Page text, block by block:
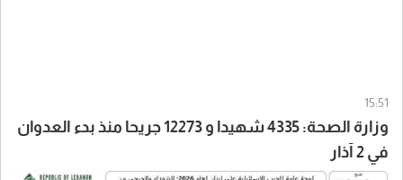
15:51
وزارة الصحة: 4335 شهيدا و 12273 جريحا منذ بدء العدوان
في 2 آذار